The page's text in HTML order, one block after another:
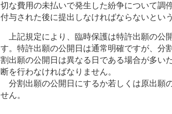
切な費用の未払いで発生した紛争について調
付与された後に提出しなければならないとい
上記規定により、臨時保護は特許出願の公
す。特許出願の公開日は通常明確ですが、分
割出願の公開日は異なる日である場合が多い
断を行わなければなりません。
分割出願の公開日にするか若しくは原出願
せん。